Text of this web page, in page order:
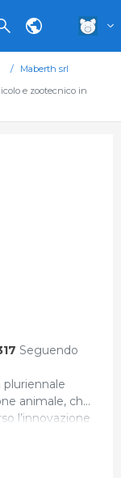
Maberth srl
e zootecnico in
Seguendo
pluriennale
animale, che
l’innovazione
italiani ed